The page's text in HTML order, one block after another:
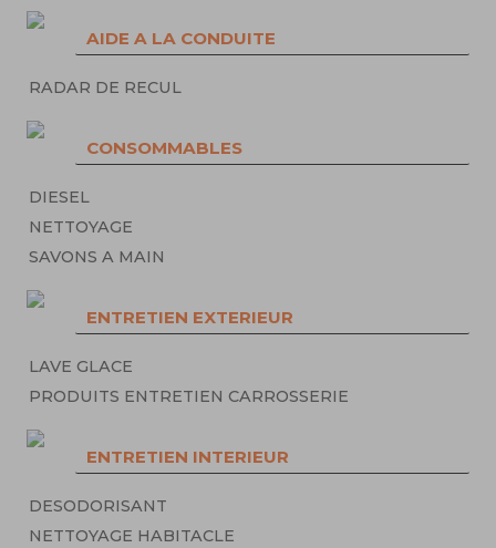
AIDE A LA CONDUITE
RADAR DE RECUL
CONSOMMABLES
DIESEL
NETTOYAGE
SAVONS A MAIN
ENTRETIEN EXTERIEUR
LAVE GLACE
PRODUITS ENTRETIEN CARROSSERIE
ENTRETIEN INTERIEUR
DESODORISANT
NETTOYAGE HABITACLE